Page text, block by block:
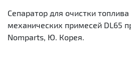
Сепаратор для очистки
механических примесей DL65
Nomparts, Ю. Корея.